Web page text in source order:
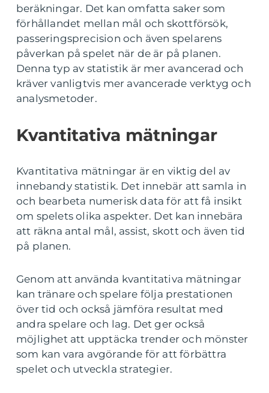
beräkningar. Det kan omfatta saker som
förhållandet mellan mål och skottförsök,
passeringsprecision och även spelarens
påverkan på spelet när de är på planen.
Denna typ av statistik är mer avancerad och
kräver vanligtvis mer avancerade verktyg och
analysmetoder.
Kvantitativa mätningar
Kvantitativa mätningar är en viktig del av
innebandy statistik. Det innebär att samla in
och bearbeta numerisk data för att få insikt
om spelets olika aspekter. Det kan innebära
att räkna antal mål, assist, skott och även tid
på planen.
Genom att använda kvantitativa mätningar
kan tränare och spelare följa prestationen
över tid och också jämföra resultat med
andra spelare och lag. Det ger också
möjlighet att upptäcka trender och mönster
som kan vara avgörande för att förbättra
spelet och utveckla strategier.